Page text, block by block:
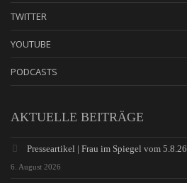
TWITTER
YOUTUBE
PODCASTS
AKTUELLE BEITRÄGE
Presseartikel | Frau im Spiegel vom 5.8.26
6. August 2026